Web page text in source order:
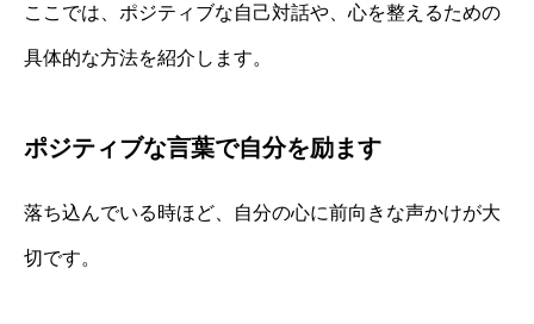
ここでは、ポジティブな自己対話や、心を整えるための
具体的な方法を紹介します。
ポジティブな言葉で自分を励ます
落ち込んでいる時ほど、自分の心に前向きな声かけが大
切です。